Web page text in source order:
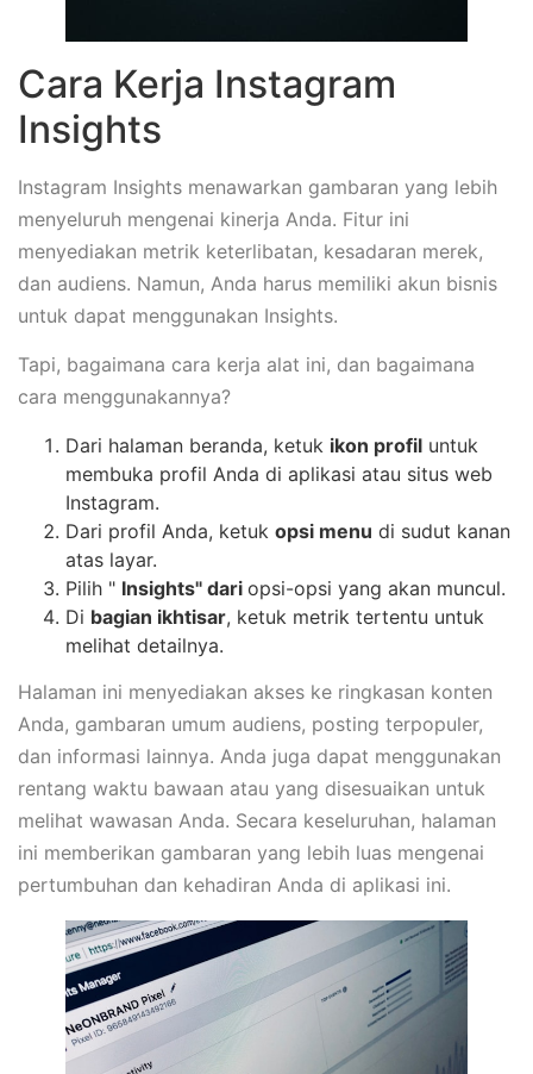
Cara Kerja Instagram
Insights
Instagram Insights menawarkan gambaran yang lebih
menyeluruh mengenai kinerja Anda. Fitur ini
menyediakan metrik keterlibatan, kesadaran merek,
dan audiens. Namun, Anda harus memiliki akun bisnis
untuk dapat menggunakan Insights.
Tapi, bagaimana cara kerja alat ini, dan bagaimana
cara menggunakannya?
Dari halaman beranda, ketuk ikon profil untuk
membuka profil Anda di aplikasi atau situs web
Instagram.
Dari profil Anda, ketuk opsi menu di sudut kanan
atas layar.
Pilih " Insights" dari opsi-opsi yang akan muncul.
Di bagian ikhtisar, ketuk metrik tertentu untuk
melihat detailnya.
Halaman ini menyediakan akses ke ringkasan konten
Anda, gambaran umum audiens, posting terpopuler,
dan informasi lainnya. Anda juga dapat menggunakan
rentang waktu bawaan atau yang disesuaikan untuk
melihat wawasan Anda. Secara keseluruhan, halaman
ini memberikan gambaran yang lebih luas mengenai
pertumbuhan dan kehadiran Anda di aplikasi ini.